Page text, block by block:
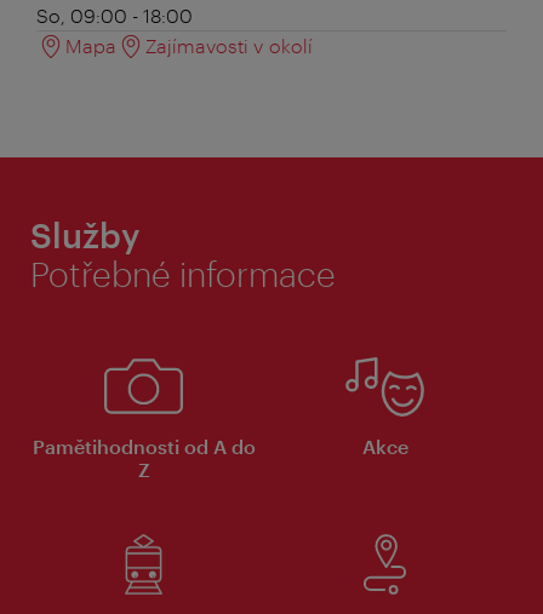
So, 09:00 - 18:00
Mapa
Zajímavosti v okolí
Služby
Potřebné informace
Pamětihodnosti od A do
Z
Akce